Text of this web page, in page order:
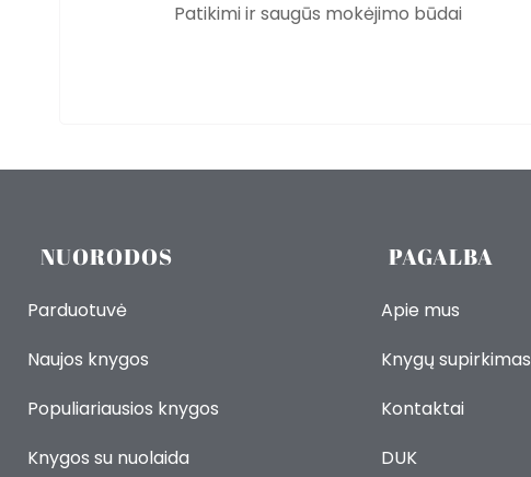
Patikimi ir saugūs mokėjimo būdai
NUORODOS
Parduotuvė
Naujos knygos
Populiariausios knygos
Knygos su nuolaida
PAGALBA
Apie mus
Knygų supirkimas
Kontaktai
DUK